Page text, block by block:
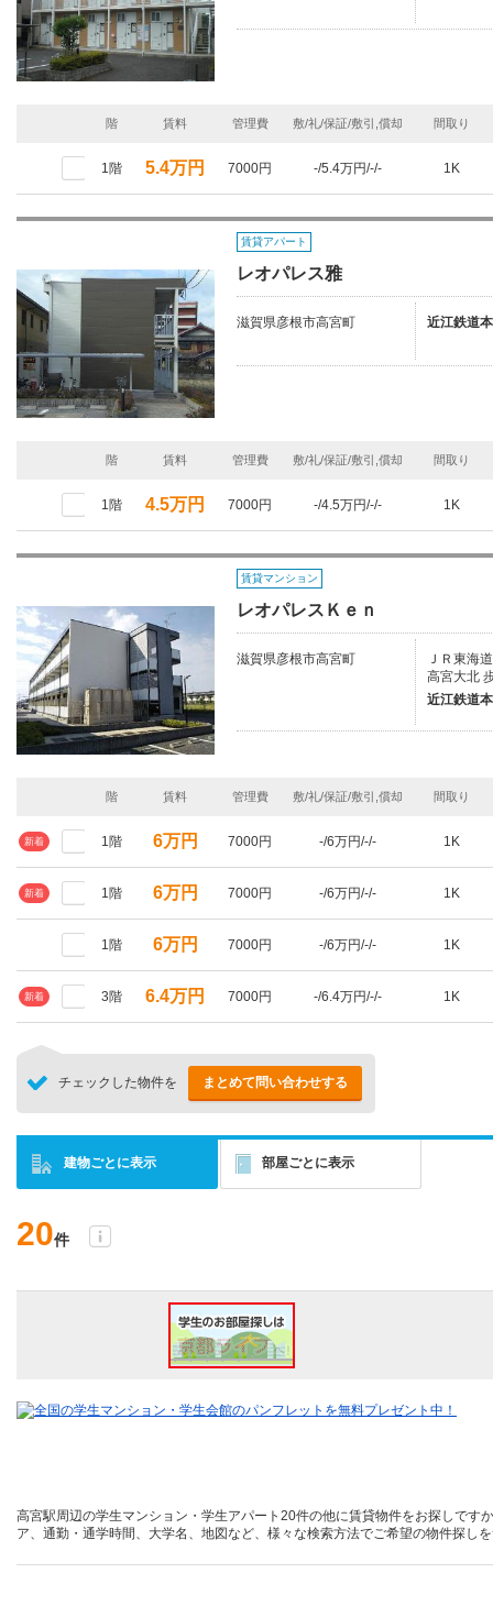
階 賃料 管理費 敷/礼/保証/敷引,償却 間取り
1階 5.4万円 7000円 -/5.4万円/-/- 1K
賃貸アパート
レオパレス雅
滋賀県彦根市高宮町 近江鉄道
階 賃料 管理費 敷/礼/保証/敷引,償却 間取り
1階 4.5万円 7000円 -/4.5万円/-/- 1K
賃貸マンション
レオパレスＫｅｎ
滋賀県彦根市高宮町
ＪＲ東海
高宮大北
近江鉄道
階 賃料 管理費 敷/礼/保証/敷引,償却 間取り
新着 1階 6万円 7000円 -/6万円/-/- 1K
新着 1階 6万円 7000円 -/6万円/-/- 1K
1階 6万円 7000円 -/6万円/-/- 1K
新着 3階 6.4万円 7000円 -/6.4万円/-/- 1K
チェックした物件を まとめて問い合わせする
建物ごとに表示 部屋ごとに表示
20件
高宮駅周辺の学生マンション・学生アパート20件の他に賃貸物件をお探しで
ア、通勤・通学時間、大学名、地図など、様々な検索方法でご希望の物件探し